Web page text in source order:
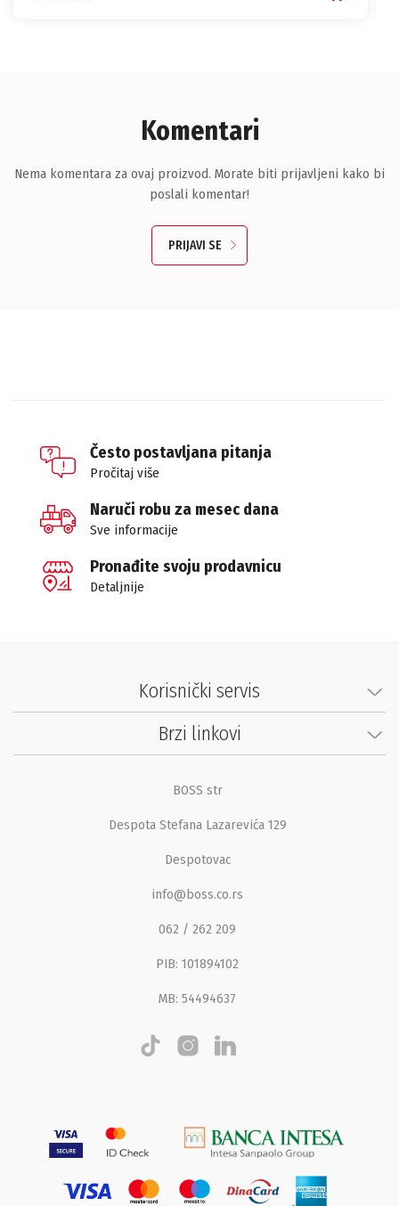
Komentari
Nema komentara za ovaj proizvod. Morate biti prijavljeni kako bi
poslali komentar!
PRIJAVI SE
Često postavljana pitanja
Pročitaj više
Naruči robu za mesec dana
Sve informacije
Pronađite svoju prodavnicu
Detaljnije
Korisnički servis
Brzi linkovi
BOSS str
Despota Stefana Lazarevića 129
Despotovac
info@boss.co.rs
062 / 262 209
PIB: 101894102
MB: 54494637